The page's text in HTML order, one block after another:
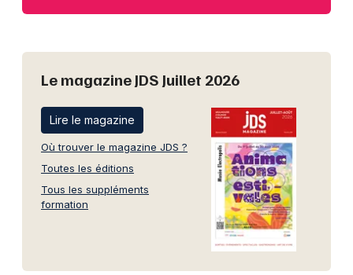
Le magazine JDS Juillet 2026
Lire le magazine
Où trouver le magazine JDS ?
Toutes les éditions
Tous les suppléments
formation